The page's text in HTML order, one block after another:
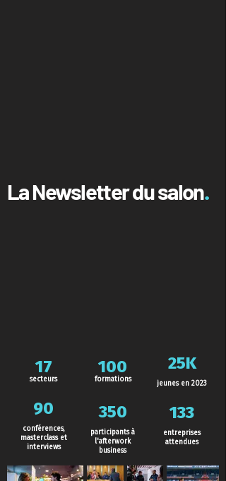
La Newsletter du salon.
17
secteurs
100
formations
25K
jeunes en 2023
90
conférences,
masterclass et
interviews
350
participants à
l'afterwork
business
133
entreprises
attendues